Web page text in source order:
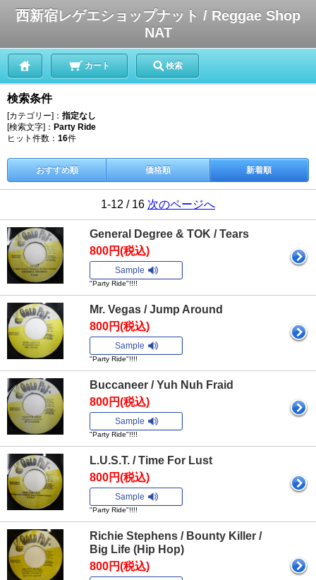
西新宿レゲエショップナット / Reggae Shop
NAT
カート 検索
検索条件
[カテゴリー]： 指定なし
[検索文字]： Party Ride
ヒット件数： 16件
おすすめ順 価格順 新着順
1-12 / 16 次のページへ
General Degree & TOK / Tears
800円(税込)
Sample
"Party Ride"!!!!
Mr. Vegas / Jump Around
800円(税込)
Sample
"Party Ride"!!!!
Buccaneer / Yuh Nuh Fraid
800円(税込)
Sample
"Party Ride"!!!!
L.U.S.T. / Time For Lust
800円(税込)
Sample
"Party Ride"!!!!
Richie Stephens / Bounty Killer /
Big Life (Hip Hop)
800円(税込)